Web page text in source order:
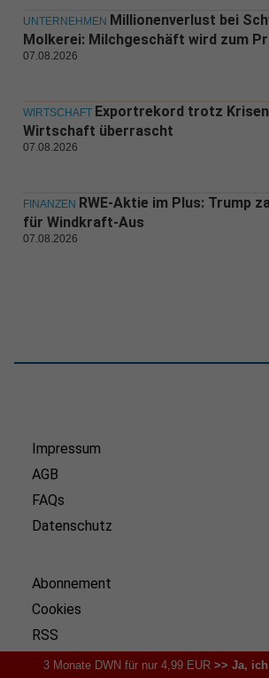
UNTERNEHMEN Millionenverlust bei
Molkerei: Milchgeschäft wird zum
07.08.2026
WIRTSCHAFT Exportrekord trotz
Wirtschaft überrascht
07.08.2026
FINANZEN RWE-Aktie im Plus: Trump
für Windkraft-Aus
07.08.2026
Impressum
AGB
FAQs
Datenschutz
Abonnement
Cookies
RSS
Karriere
3 Monate DWN für nur 4,99 EUR>> Ja,